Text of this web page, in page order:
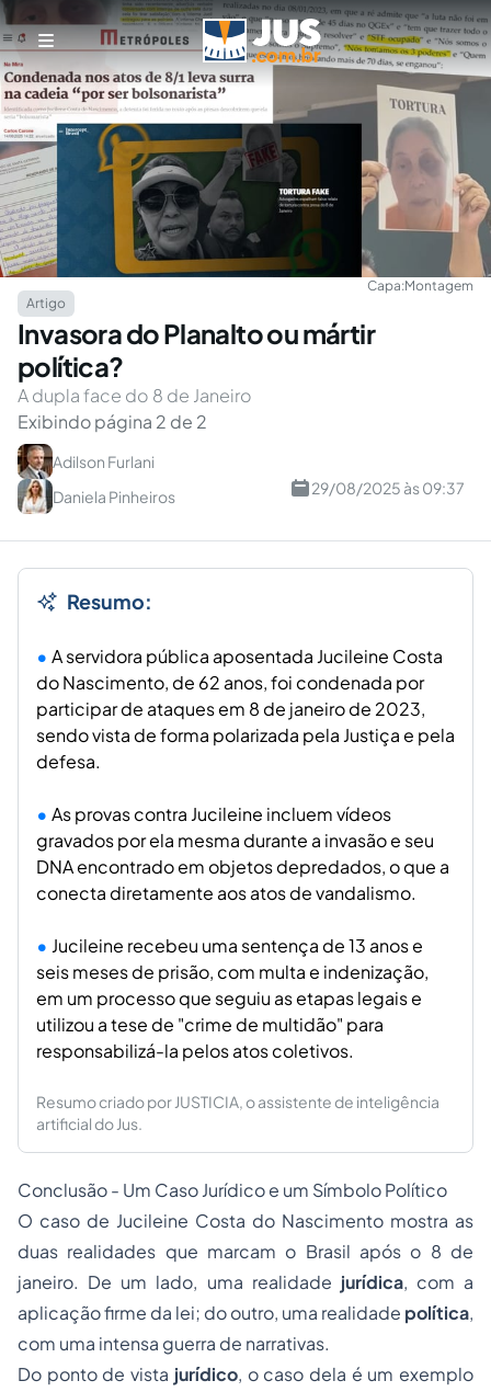
Capa:Montagem
Artigo
Invasora do Planalto ou mártir
política?
A dupla face do 8 de Janeiro
Exibindo página 2 de 2
Adilson Furlani
Daniela Pinheiros
29/08/2025 às 09:37
Resumo:
A servidora pública aposentada Jucileine Costa
do Nascimento, de 62 anos, foi condenada por
participar de ataques em 8 de janeiro de 2023,
sendo vista de forma polarizada pela Justiça e pela
defesa.
As provas contra Jucileine incluem vídeos
gravados por ela mesma durante a invasão e seu
DNA encontrado em objetos depredados, o que a
conecta diretamente aos atos de vandalismo.
Jucileine recebeu uma sentença de 13 anos e
seis meses de prisão, com multa e indenização,
em um processo que seguiu as etapas legais e
utilizou a tese de "crime de multidão" para
responsabilizá-la pelos atos coletivos.
Resumo criado por JUSTICIA, o assistente de inteligência
artificial do Jus.
Conclusão - Um Caso Jurídico e um Símbolo Político
O caso de Jucileine Costa do Nascimento mostra as
duas realidades que marcam o Brasil após o 8 de
janeiro. De um lado, uma realidade jurídica, com a
aplicação firme da lei; do outro, uma realidade política,
com uma intensa guerra de narrativas.
Do ponto de vista jurídico, o caso dela é um exemplo